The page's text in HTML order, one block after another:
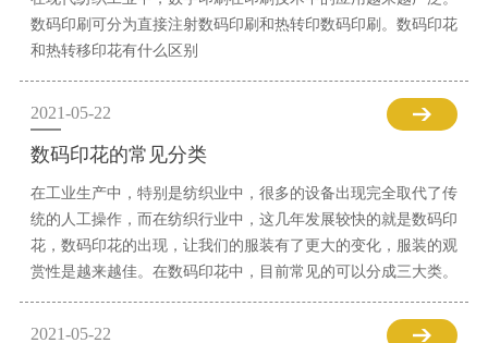
数码印刷可分为直接注射数码印刷和热转印数码印刷。数码印花
和热转移印花有什么区别
2021-05-22
数码印花的常见分类
在工业生产中，特别是纺织业中，很多的设备出现完全取代了传
统的人工操作，而在纺织行业中，这几年发展较快的就是数码印
花，数码印花的出现，让我们的服装有了更大的变化，服装的观
赏性是越来越佳。在数码印花中，目前常见的可以分成三大类。
2021-05-22